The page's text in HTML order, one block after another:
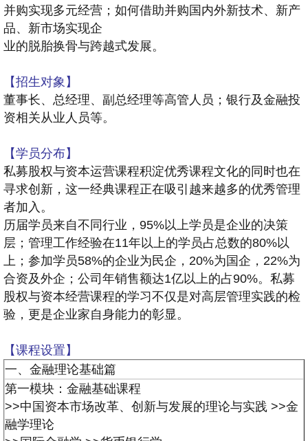
并购实现多元经营；如何借助并购国内外新技术、新产
品、新市场实现企
业的脱胎换骨与跨越式发展。
【招生对象】
董事长、总经理、副总经理等高管人员；银行及金融投
资相关从业人员等。
【学员分布】
私募股权与资本运营课程积淀优秀课程文化的同时也在
寻求创新，这一经典课程正在吸引越来越多的优秀管理
者加入。
历届学员来自不同行业，95%以上学员是企业的决策
层；管理工作经验在11年以上的学员占总数的80%以
上；参加学员58%的企业为民企，20%为国企，22%为
合资及外企；公司年销售额达1亿以上的占90%。私募
股权与资本经营课程的学习不仅是对高层管理实践的检
验，更是企业家自身能力的彰显。
【课程设置】
一、金融理论基础篇
第一模块：金融基础课程
>>中国资本市场改革、创新与发展的理论与实践 >>金
融学理论